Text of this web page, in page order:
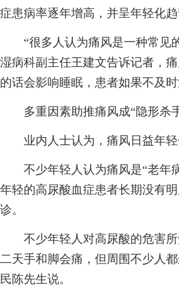
症患病率逐年增高，并呈年轻化
“很多人认为痛风是一种常见的
湿病科副主任王建文告诉记者，
的话会影响睡眠，患者如果不及
多重因素助推痛风成“隐形杀
业内人士认为，痛风日益年轻
不少年轻人认为痛风是“老年病
年轻的高尿酸血症患者长期没有
诊。
不少年轻人对高尿酸的危害所
二天手和脚会痛，但周围不少人
民陈先生说。